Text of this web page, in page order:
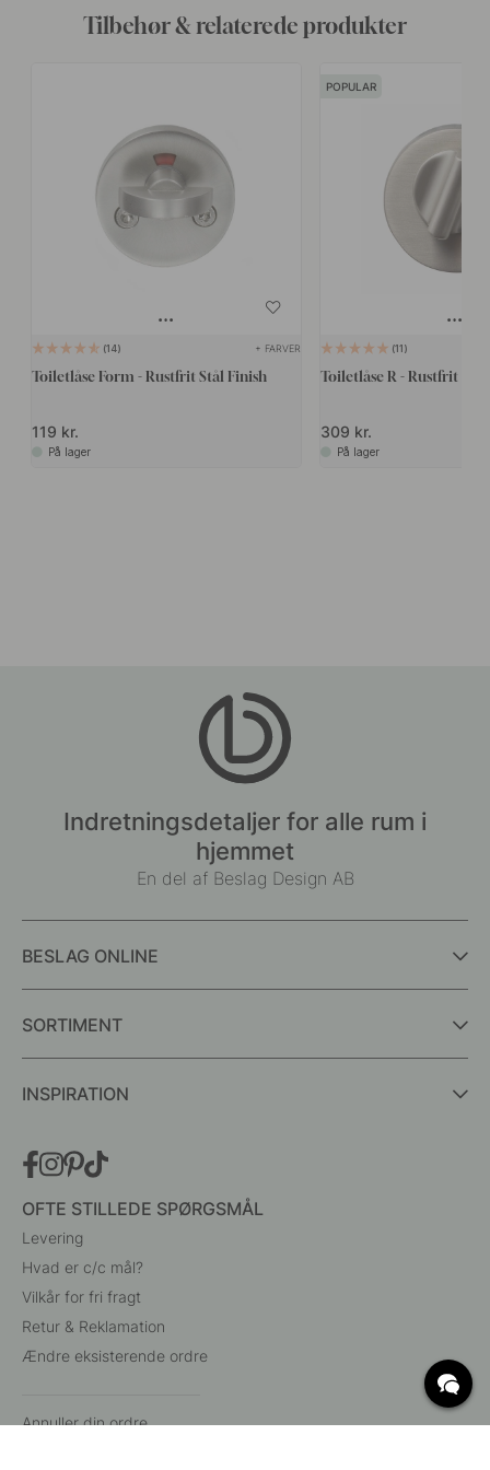
Tilbehør & relaterede produkter
14 + FARVER
Toiletlåse Form - Rustfrit Stål Finish
119 kr.
På lager
POPULAR
11
Toiletlåse R - Rustfrit Stål
309 kr.
På lager
Indretningsdetaljer for alle rum i
hjemmet
En del af Beslag Design AB
BESLAG ONLINE
SORTIMENT
INSPIRATION
OFTE STILLEDE SPØRGSMÅL
Levering
Hvad er c/c mål?
Vilkår for fri fragt
Retur & Reklamation
Ændre eksisterende ordre
Annuller din ordre